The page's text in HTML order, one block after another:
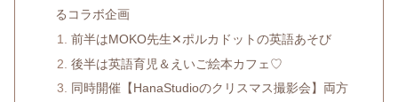
るコラボ企画
前半はMOKO先生✕ポルカドットの英語あそび
後半は英語育児＆えいご絵本カフェ♡
同時開催【HanaStudioのクリスマス撮影会】両方